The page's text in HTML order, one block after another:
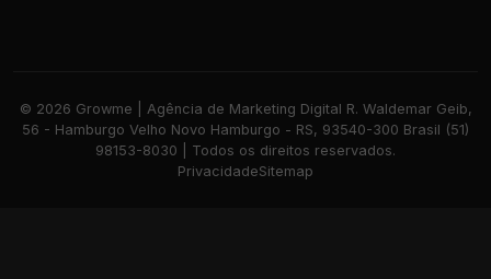
© 2026 Growme | Agência de Marketing Digital R. Waldemar Geib,
56 - Hamburgo Velho Novo Hamburgo - RS, 93540-300 Brasil (51)
98153-8030 | Todos os direitos reservados.
PrivacidadeSitemap